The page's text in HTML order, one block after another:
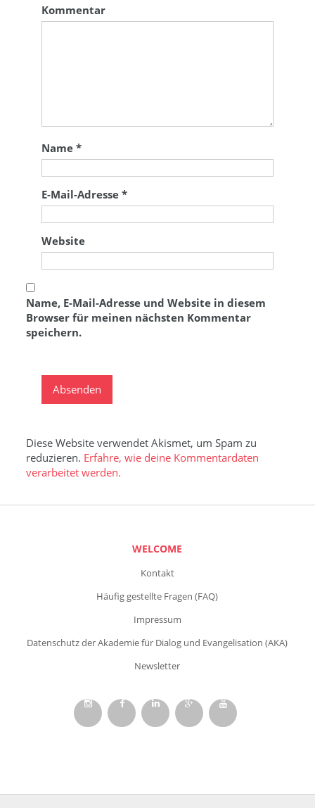
Kommentar
Name*
E-Mail-Adresse*
Website
Name, E-Mail-Adresse und Website in diesem
Browser für meinen nächsten Kommentar
speichern.
Diese Website verwendet Akismet, um Spam zu
reduzieren. Erfahre, wie deine Kommentardaten
verarbeitet werden.
WELCOME
Kontakt
Häufig gestellte Fragen (FAQ)
Impressum
Datenschutz der Akademie für Dialog und Evangelisation (AKA)
Newsletter